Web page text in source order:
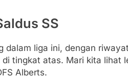
SS
dalam liga ini, dengan
tingkat atas. Mari kita lihat
Alberts.